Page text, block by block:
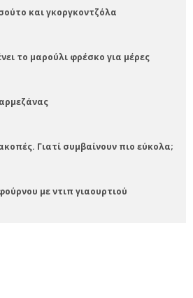
και γκοργκοντζόλα
το μαρούλι φρέσκο για μέρες
Γιατί συμβαίνουν πιο εύκολα;
με ντιπ γιαουρτιού